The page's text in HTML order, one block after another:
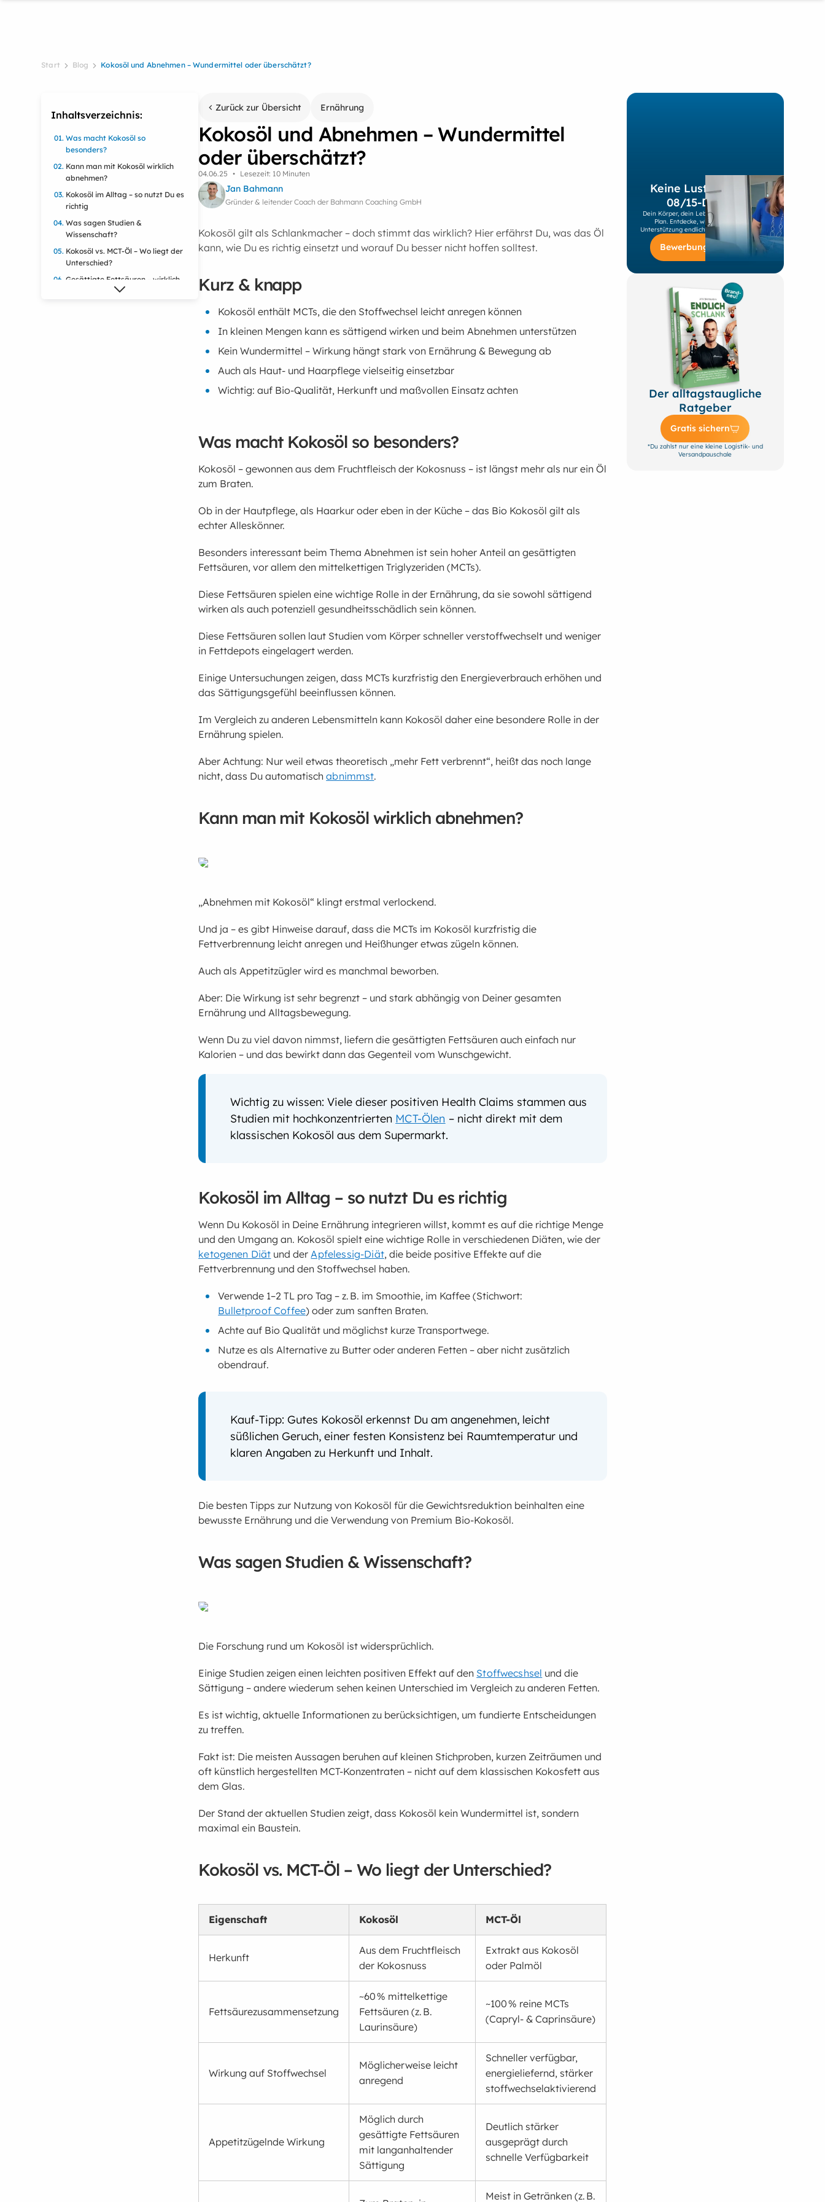
Start Blog Kokosöl und Abnehmen – Wundermittel oder überschätzt?
Inhaltsverzeichnis:
Was macht Kokosöl so
besonders?
Kann man mit Kokosöl wirklich
abnehmen?
Kokosöl im Alltag – so nutzt Du es
richtig
Was sagen Studien &
Wissenschaft?
Kokosöl vs. MCT-Öl – Wo liegt der
Unterschied?
Gesättigte Fettsäuren – wirklich
Zurück zur Übersicht Ernährung
Kokosöl und Abnehmen – Wundermittel
oder überschätzt?
04.06.25 • Lesezeit: 10 Minuten
Jan Bahmann
Gründer & leitender Coach der Bahmann Coaching GmbH
Kokosöl gilt als Schlankmacher – doch stimmt das wirklich? Hier erfährst Du, was das Öl
kann, wie Du es richtig einsetzt und worauf Du besser nicht hoffen solltest.
Kurz & knapp
Kokosöl enthält MCTs, die den Stoffwechsel leicht anregen können
In kleinen Mengen kann es sättigend wirken und beim Abnehmen unterstützen
Kein Wundermittel – Wirkung hängt stark von Ernährung & Bewegung ab
Auch als Haut- und Haarpflege vielseitig einsetzbar
Wichtig: auf Bio-Qualität, Herkunft und maßvollen Einsatz achten
Was macht Kokosöl so besonders?
Kokosöl – gewonnen aus dem Fruchtfleisch der Kokosnuss – ist längst mehr als nur ein Öl
zum Braten.
Ob in der Hautpflege, als Haarkur oder eben in der Küche – das Bio Kokosöl gilt als
echter Alleskönner.
Besonders interessant beim Thema Abnehmen ist sein hoher Anteil an gesättigten
Fettsäuren, vor allem den mittelkettigen Triglyzeriden (MCTs).
Diese Fettsäuren spielen eine wichtige Rolle in der Ernährung, da sie sowohl sättigend
wirken als auch potenziell gesundheitsschädlich sein können.
Diese Fettsäuren sollen laut Studien vom Körper schneller verstoffwechselt und weniger
in Fettdepots eingelagert werden.
Einige Untersuchungen zeigen, dass MCTs kurzfristig den Energieverbrauch erhöhen und
das Sättigungsgefühl beeinflussen können.
Im Vergleich zu anderen Lebensmitteln kann Kokosöl daher eine besondere Rolle in der
Ernährung spielen.
Aber Achtung: Nur weil etwas theoretisch „mehr Fett verbrennt“, heißt das noch lange
nicht, dass Du automatischabnimmst.
Kann man mit Kokosöl wirklich abnehmen?
„Abnehmen mit Kokosöl“ klingt erstmal verlockend.
Und ja – es gibt Hinweise darauf, dass die MCTs im Kokosöl kurzfristig die
Fettverbrennung leicht anregen und Heißhunger etwas zügeln können.
Auch als Appetitzügler wird es manchmal beworben.
Aber: Die Wirkung ist sehr begrenzt – und stark abhängig von Deiner gesamten
Ernährung und Alltagsbewegung.
Wenn Du zu viel davon nimmst, liefern die gesättigten Fettsäuren auch einfach nur
Kalorien – und das bewirkt dann das Gegenteil vom Wunschgewicht.
Wichtig zu wissen: Viele dieser positiven Health Claims stammen aus
Studien mit hochkonzentrierten MCT-Ölen – nicht direkt mit dem
klassischen Kokosöl aus dem Supermarkt.
Kokosöl im Alltag – so nutzt Du es richtig
Wenn Du Kokosöl in Deine Ernährung integrieren willst, kommt es auf die richtige Menge
und den Umgang an. Kokosöl spielt eine wichtige Rolle in verschiedenen Diäten, wie der
ketogenen Diät und derApfelessig-Diät, die beide positive Effekte auf die
Fettverbrennung und den Stoffwechsel haben.
Verwende 1–2 TL pro Tag – z. B. im Smoothie, im Kaffee (Stichwort:
Bulletproof Coffee) oder zum sanften Braten.
Achte auf Bio Qualität und möglichst kurze Transportwege.
Nutze es als Alternative zu Butter oder anderen Fetten – aber nicht zusätzlich
obendrauf.
Kauf-Tipp: Gutes Kokosöl erkennst Du am angenehmen, leicht
süßlichen Geruch, einer festen Konsistenz bei Raumtemperatur und
klaren Angaben zu Herkunft und Inhalt.
Die besten Tipps zur Nutzung von Kokosöl für die Gewichtsreduktion beinhalten eine
bewusste Ernährung und die Verwendung von Premium Bio-Kokosöl.
Was sagen Studien & Wissenschaft?
Die Forschung rund um Kokosöl ist widersprüchlich.
Einige Studien zeigen einen leichten positiven Effekt auf den Stoffwecshsel und die
Sättigung – andere wiederum sehen keinen Unterschied im Vergleich zu anderen Fetten.
Es ist wichtig, aktuelle Informationen zu berücksichtigen, um fundierte Entscheidungen
zu treffen.
Fakt ist: Die meisten Aussagen beruhen auf kleinen Stichproben, kurzen Zeiträumen und
oft künstlich hergestellten MCT-Konzentraten – nicht auf dem klassischen Kokosfett aus
dem Glas.
Der Stand der aktuellen Studien zeigt, dass Kokosöl kein Wundermittel ist, sondern
maximal ein Baustein.
Kokosöl vs. MCT-Öl – Wo liegt der Unterschied?
Eigenschaft Kokosöl MCT-Öl
Herkunft
Aus dem Fruchtfleisch
der Kokosnuss
Extrakt aus Kokosöl
oder Palmöl
Fettsäurezusammensetzung
~60 % mittelkettige
Fettsäuren (z. B.
Laurinsäure)
~100 % reine MCTs
(Capryl- & Caprinsäure)
Wirkung auf Stoffwechsel
Möglicherweise leicht
anregend
Schneller verfügbar,
energieliefernd, stärker
stoffwechselaktivierend
Appetitzügelnde Wirkung
Möglich durch
gesättigte Fettsäuren
mit langanhaltender
Sättigung
Deutlich stärker
ausgeprägt durch
schnelle Verfügbarkeit
Meist in Getränken (z. B.
Keine Lust mehr auf
08/15-Diäten?
Dein Körper, dein Leben, dein individueller
Plan. Entdecke, wie du mit unserer
Unterstützung endlich nachhaltig abnimmst!
Bewerbung starten
Der alltagstaugliche
Ratgeber
Gratis sichern
*Du zahlst nur eine kleine Logistik- und
Versandpauschale